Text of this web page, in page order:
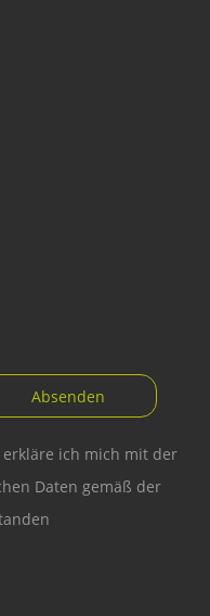
ich mich mit der
Daten gemäß der